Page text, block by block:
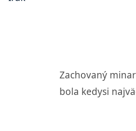
Zachovaný
bola kedysi